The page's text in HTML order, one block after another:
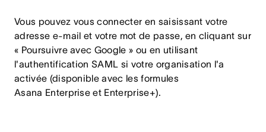
Vous pouvez vous connecter en saisissant votre
adresse e-mail et votre mot de passe, en cliquant sur
« Poursuivre avec Google » ou en utilisant
l'authentification SAML si votre organisation l'a
activée (disponible avec les formules
Asana Enterprise et Enterprise+).